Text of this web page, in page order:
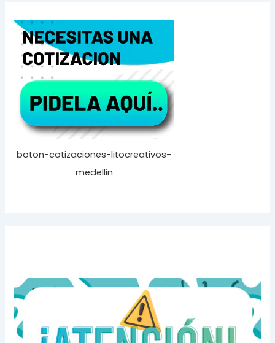
boton-cotizaciones-litocreativos-
medellin